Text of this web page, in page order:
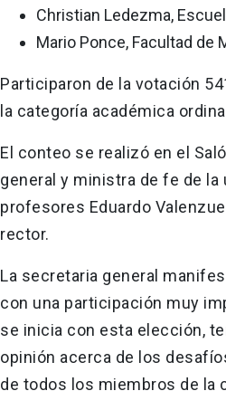
Christian Ledezma,
Mario Ponce, Facultad de
Participaron de la votación
la categoría académica
El conteo se realizó en el
general y ministra de fe de la
profesores Eduardo
rector.
La secretaria general
con una participación muy
se inicia con esta elección,
opinión acerca de los
de todos los miembros de la